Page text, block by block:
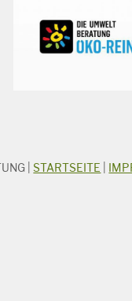
|STARTSEITE